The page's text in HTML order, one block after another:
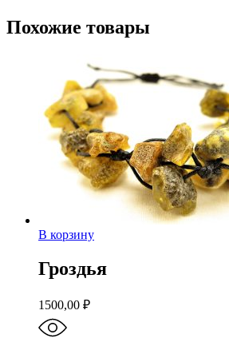
Похожие товары
В корзину
Гроздья
1500,00 ₽